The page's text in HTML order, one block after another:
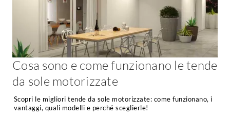
I consigli sugli armadi
Camerette
Camerette Ragazzi
Camerette Bambini
Letti a Castello
Per Neonati
Lettini
Finestre
Finestre Pvc
Finestre Alluminio
Finestre Legno
Cosa sono e come funzionano le tende
da sole motorizzate
Scopri le migliori tende da sole motorizzate: come funzionano, i
vantaggi, quali modelli e perché sceglierle!